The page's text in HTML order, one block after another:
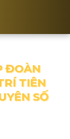
ĐOÀN
TIÊN
SỐ